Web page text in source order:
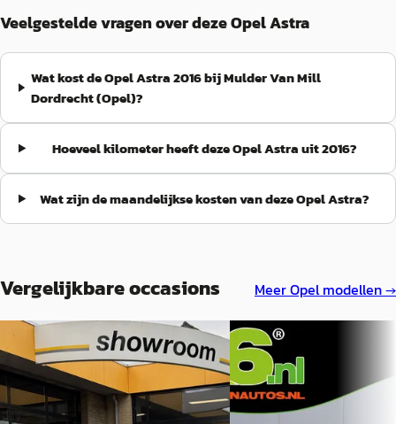
Veelgestelde vragen over deze Opel Astra
Wat kost de Opel Astra 2016 bij Mulder Van Mill
Dordrecht (Opel)?
Hoeveel kilometer heeft deze Opel Astra uit 2016?
Wat zijn de maandelijkse kosten van deze Opel Astra?
Vergelijkbare occasions MeerOpelmodellen →
Opel Astra 2016
1.4 Turbo 150PK Innovation
Automaat Schuifdak Navi Camera
Carplay
A
Opel Astra
Sports Tourer 1.2